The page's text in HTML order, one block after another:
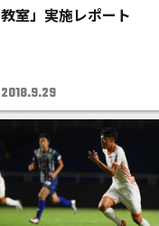
教室」実施レポート
2018.9.29